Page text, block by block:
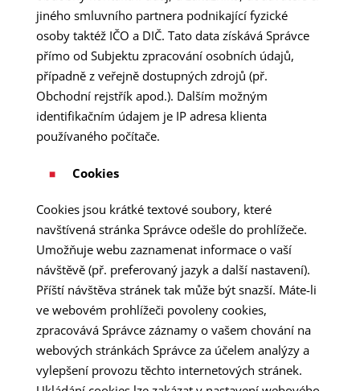
jiného smluvního partnera podnikající fyzické
osoby taktéž IČO a DIČ. Tato data získává Správce
přímo od Subjektu zpracování osobních údajů,
případně z veřejně dostupných zdrojů (př.
Obchodní rejstřík apod.). Dalším možným
identifikačním údajem je IP adresa klienta
používaného počítače.
Cookies
Cookies jsou krátké textové soubory, které
navštívená stránka Správce odešle do prohlížeče.
Umožňuje webu zaznamenat informace o vaší
návštěvě (př. preferovaný jazyk a další nastavení).
Příští návštěva stránek tak může být snazší. Máte-li
ve webovém prohlížeči povoleny cookies,
zpracovává Správce záznamy o vašem chování na
webových stránkách Správce za účelem analýzy a
vylepšení provozu těchto internetových stránek.